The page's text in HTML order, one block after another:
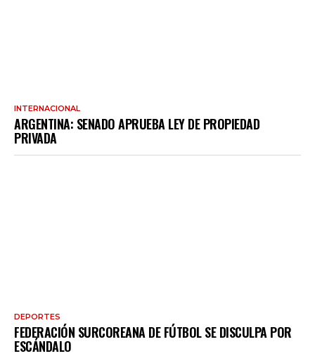
INTERNACIONAL
ARGENTINA: SENADO APRUEBA LEY DE PROPIEDAD
PRIVADA
DEPORTES
FEDERACIÓN SURCOREANA DE FÚTBOL SE DISCULPA POR
ESCÁNDALO